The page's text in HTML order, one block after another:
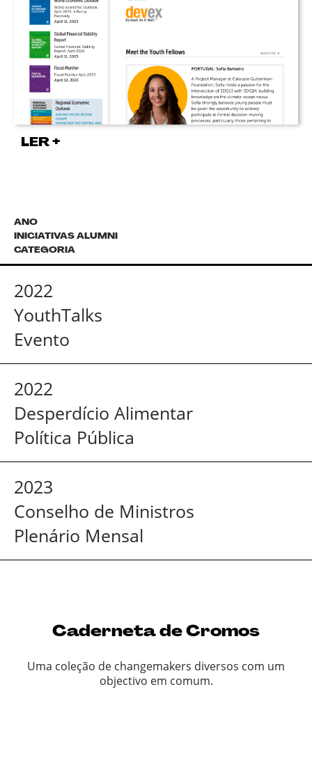
LER +
ANO
INICIATIVAS ALUMNI
CATEGORIA
2022
YouthTalks
Evento
2022
Desperdício Alimentar
Política Pública
2023
Conselho de Ministros
Plenário Mensal
Caderneta de Cromos
Uma coleção de changemakers diversos com um
objectivo em comum.